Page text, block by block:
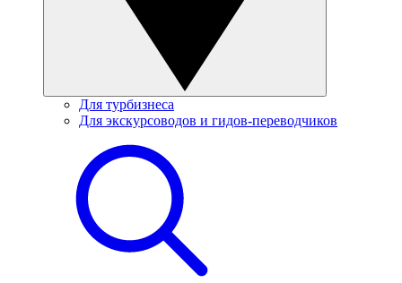
Для турбизнеса
Для экскурсоводов и гидов-переводчиков